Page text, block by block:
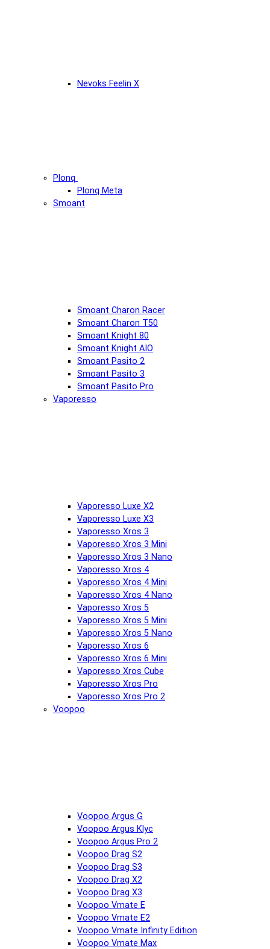
Nevoks Feelin X
Plonq
Plonq Meta
Smoant
Smoant Charon Racer
Smoant Charon T50
Smoant Knight 80
Smoant Knight AIO
Smoant Pasito 2
Smoant Pasito 3
Smoant Pasito Pro
Vaporesso
Vaporesso Luxe X2
Vaporesso Luxe X3
Vaporesso Xros 3
Vaporesso Xros 3 Mini
Vaporesso Xros 3 Nano
Vaporesso Xros 4
Vaporesso Xros 4 Mini
Vaporesso Xros 4 Nano
Vaporesso Xros 5
Vaporesso Xros 5 Mini
Vaporesso Xros 5 Nano
Vaporesso Xros 6
Vaporesso Xros 6 Mini
Vaporesso Xros Cube
Vaporesso Xros Pro
Vaporesso Xros Pro 2
Voopoo
Voopoo Argus G
Voopoo Argus Klyc
Voopoo Argus Pro 2
Voopoo Drag S2
Voopoo Drag S3
Voopoo Drag X2
Voopoo Drag X3
Voopoo Vmate E
Voopoo Vmate E2
Voopoo Vmate Infinity Edition
Voopoo Vmate Max